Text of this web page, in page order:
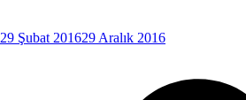
29 Şubat 201629 Aralık 2016